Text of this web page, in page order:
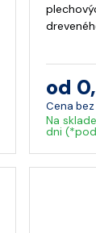
od
Cena bez
Na
dni